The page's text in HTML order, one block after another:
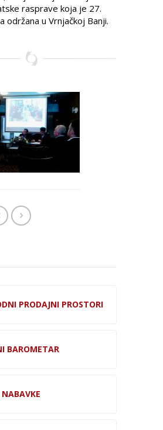
rasprave koja je 27.
održana u Vrnjačkoj Banji.
PRODAJNI PROSTORI
BAROMETAR
NABAVKE